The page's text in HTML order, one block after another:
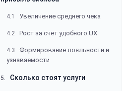
4.1 Увеличение среднего чека
4.2 Рост за счет удобного UX
4.3
узнаваемости
5. Сколько стоят услуги